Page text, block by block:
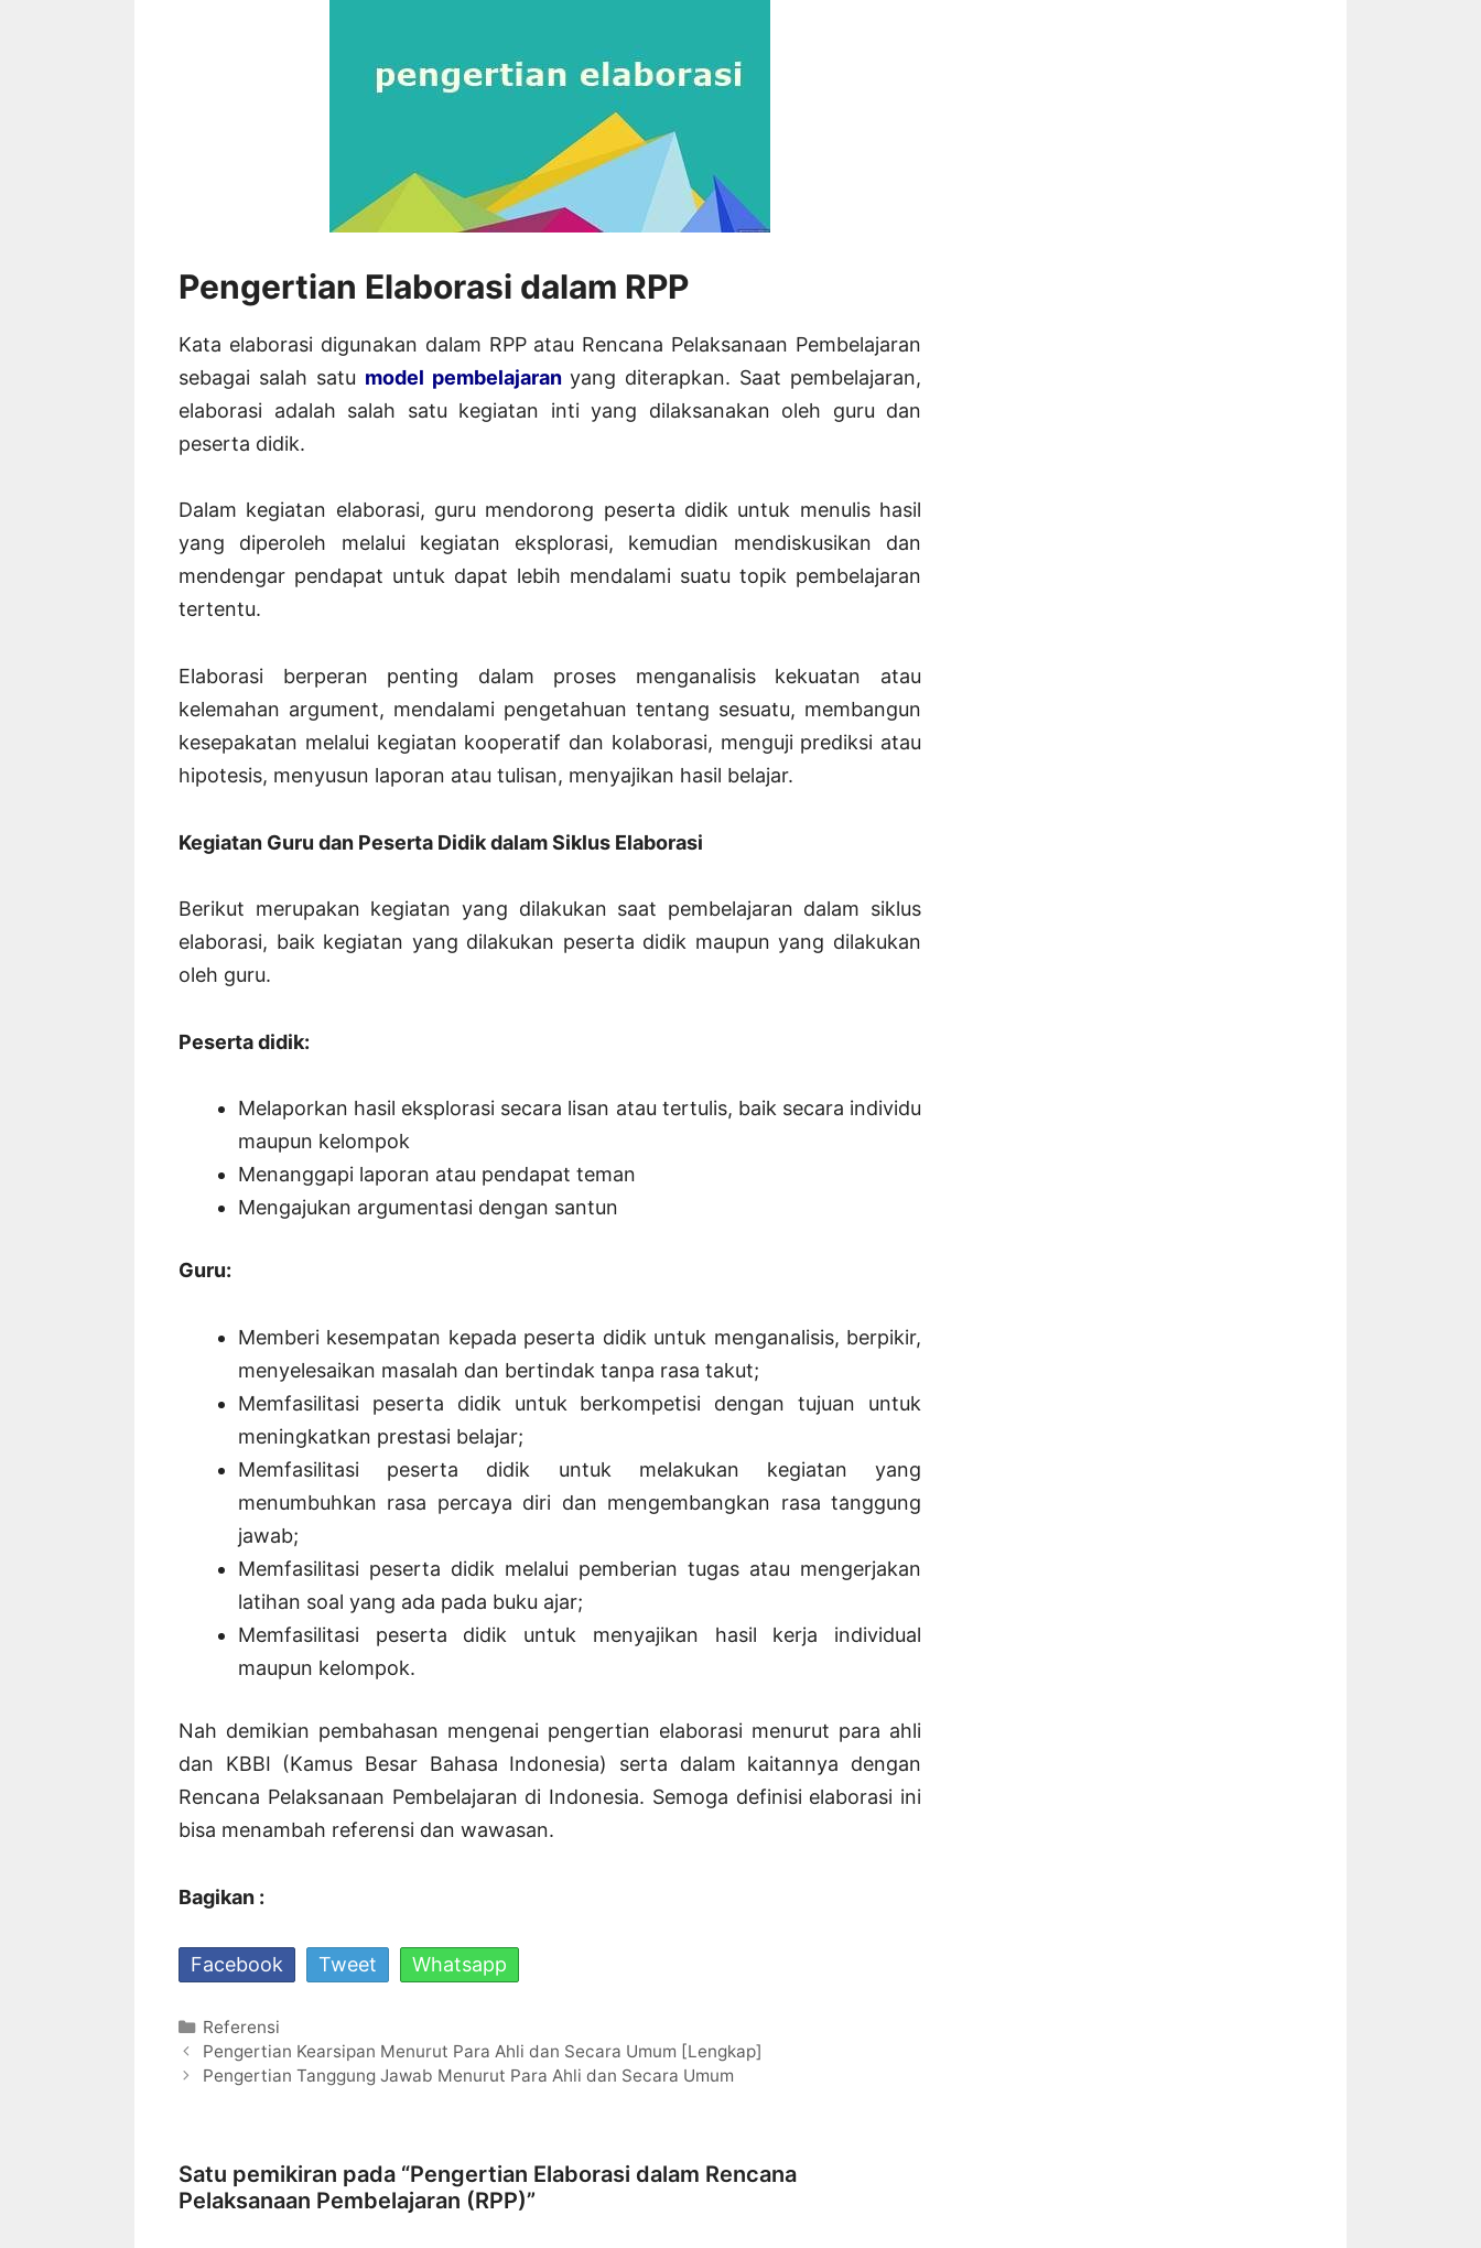
Pengertian Elaborasi dalam RPP
Kata elaborasi digunakan dalam RPP atau Rencana Pelaksanaan Pembelajaran
sebagai salah satu model pembelajaranyang diterapkan. Saat pembelajaran,
elaborasi adalah salah satu kegiatan inti yang dilaksanakan oleh guru dan
peserta didik.
Dalam kegiatan elaborasi, guru mendorong peserta didik untuk menulis hasil
yang diperoleh melalui kegiatan eksplorasi, kemudian mendiskusikan dan
mendengar pendapat untuk dapat lebih mendalami suatu topik pembelajaran
tertentu.
Elaborasi berperan penting dalam proses menganalisis kekuatan atau
kelemahan argument, mendalami pengetahuan tentang sesuatu, membangun
kesepakatan melalui kegiatan kooperatif dan kolaborasi, menguji prediksi atau
hipotesis, menyusun laporan atau tulisan, menyajikan hasil belajar.
Kegiatan Guru dan Peserta Didik dalam Siklus Elaborasi
Berikut merupakan kegiatan yang dilakukan saat pembelajaran dalam siklus
elaborasi, baik kegiatan yang dilakukan peserta didik maupun yang dilakukan
oleh guru.
Peserta didik:
Melaporkan hasil eksplorasi secara lisan atau tertulis, baik secara individu
maupun kelompok
Menanggapi laporan atau pendapat teman
Mengajukan argumentasi dengan santun
Guru:
Memberi kesempatan kepada peserta didik untuk menganalisis, berpikir,
menyelesaikan masalah dan bertindak tanpa rasa takut;
Memfasilitasi peserta didik untuk berkompetisi dengan tujuan untuk
meningkatkan prestasi belajar;
Memfasilitasi peserta didik untuk melakukan kegiatan yang
menumbuhkan rasa percaya diri dan mengembangkan rasa tanggung
jawab;
Memfasilitasi peserta didik melalui pemberian tugas atau mengerjakan
latihan soal yang ada pada buku ajar;
Memfasilitasi peserta didik untuk menyajikan hasil kerja individual
maupun kelompok.
Nah demikian pembahasan mengenai pengertian elaborasi menurut para ahli
dan KBBI (Kamus Besar Bahasa Indonesia) serta dalam kaitannya dengan
Rencana Pelaksanaan Pembelajaran di Indonesia. Semoga definisi elaborasi ini
bisa menambah referensi dan wawasan.
Bagikan :
Facebook Tweet Whatsapp
Kategori
Referensi
Navigasi
Tulisan
Pengertian Kearsipan Menurut Para Ahli dan Secara Umum [Lengkap]
Pengertian Tanggung Jawab Menurut Para Ahli dan Secara Umum
Satu pemikiran pada “Pengertian Elaborasi dalam Rencana
Pelaksanaan Pembelajaran (RPP)”